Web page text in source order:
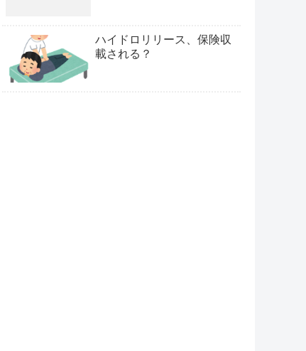
ハイドロリリース、保険収
載される？